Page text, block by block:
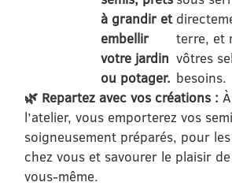
à grandir et
embellir
votre jardin
ou potager.
terre, et
vôtres
besoins.
🌿 Repartez avec vos créations :
l’atelier, vous emporterez vos
soigneusement préparés, pour
chez vous et savourer le plaisir
vous-même.